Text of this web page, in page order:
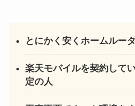
とにかく安くホームルー
楽天モバイルを契約して
定の人